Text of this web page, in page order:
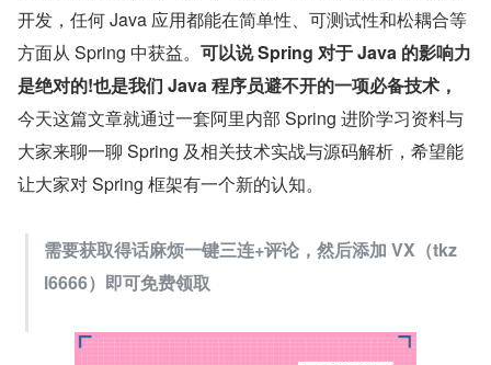
开发，任何 Java 应用都能在简单性、可测试性和松耦合等
方面从 Spring 中获益。 可以说 Spring 对于 Java 的影响力
是绝对的!也是我们 Java 程序员避不开的一项必备技术，
今天这篇文章就通过一套阿里内部 Spring 进阶学习资料与
大家来聊一聊 Spring 及相关技术实战与源码解析，希望能
让大家对 Spring 框架有一个新的认知。
需要获取得话麻烦一键三连+评论，然后添加 VX（tkz
l6666）即可免费领取